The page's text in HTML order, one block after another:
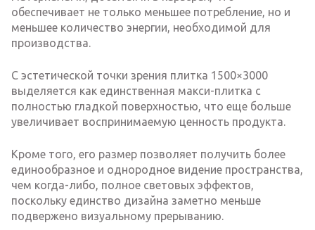
обеспечивает не только меньшее потребление, но и
меньшее количество энергии, необходимой для
производства.
С эстетической точки зрения плитка 1500×3000
выделяется как единственная макси-плитка с
полностью гладкой поверхностью, что еще больше
увеличивает воспринимаемую ценность продукта.
Кроме того, его размер позволяет получить более
единообразное и однородное видение пространства,
чем когда-либо, полное световых эффектов,
поскольку единство дизайна заметно меньше
подвержено визуальному прерыванию.